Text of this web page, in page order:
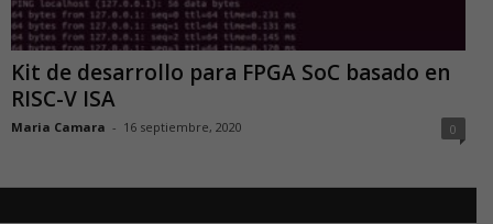
Kit de desarrollo para FPGA SoC basado en
RISC-V ISA
Maria Camara - 16 septiembre, 2020 0